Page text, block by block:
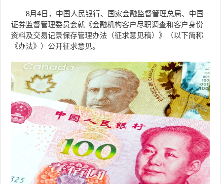
8月4日，中国人民银行、国家金融监督管理总局、中国
证券监督管理委员会就《金融机构客户尽职调查和客户身份
资料及交易记录保存管理办法（征求意见稿）》（以下简称
《办法》）公开征求意见。